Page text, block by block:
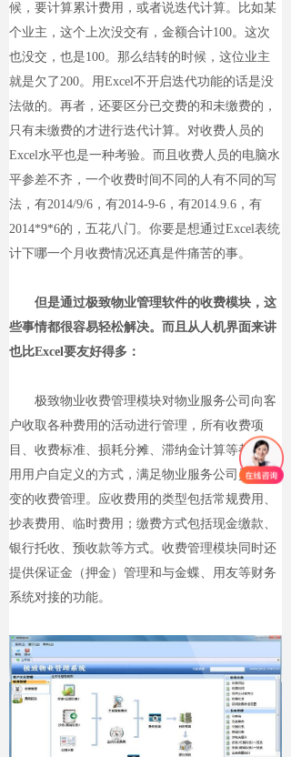
候，要计算累计费用，或者说迭代计算。比如某
个业主，这个上次没交有，金额合计100。这次
也没交，也是100。那么结转的时候，这位业主
就是欠了200。用Excel不开启迭代功能的话是没
法做的。再者，还要区分已交费的和未缴费的，
只有未缴费的才进行迭代计算。对收费人员的
Excel水平也是一种考验。而且收费人员的电脑水
平参差不齐，一个收费时间不同的人有不同的写
法，有2014/9/6，有2014-9-6，有2014.9.6，有
2014*9*6的，五花八门。你要是想通过Excel表统
计下哪一个月收费情况还真是件痛苦的事。
但是通过极致物业管理软件的收费模块，这
些事情都很容易轻松解决。而且从人机界面来讲
也比Excel要友好得多：
极致物业收费管理模块对物业服务公司向客
户收取各种费用的活动进行管理，所有收费项
目、收费标准、损耗分摊、滞纳金计算等都可采
用用户自定义的方式，满足物业服务公司灵活多
变的收费管理。应收费用的类型包括常规费用、
抄表费用、临时费用；缴费方式包括现金缴款、
银行托收、预收款等方式。收费管理模块同时还
提供保证金（押金）管理和与金蝶、用友等财务
系统对接的功能。